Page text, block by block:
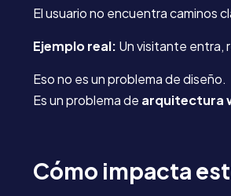
El usuario no encuentra caminos
Ejemplo real: Un visitante entra,
Eso no es un problema de diseño.
Es un problema de arquitectura
Cómo impacta